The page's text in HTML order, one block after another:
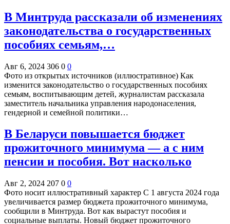
В Минтруда рассказали об изменениях
законодательства о государственных
пособиях семьям,…
Авг 6, 2024 306 0 0
Фото из открытых источников (иллюстративное) Как
изменится законодательство о государственных пособиях
семьям, воспитывающим детей, журналистам рассказала
заместитель начальника управления народонаселения,
гендерной и семейной политики…
В Беларуси повышается бюджет
прожиточного минимума — а с ним
пенсии и пособия. Вот насколько
Авг 2, 2024 207 0 0
Фото носит иллюстративный характер С 1 августа 2024 года
увеличивается размер бюджета прожиточного минимума,
сообщили в Минтруда. Вот как вырастут пособия и
социальные выплаты. Новый бюджет прожиточного